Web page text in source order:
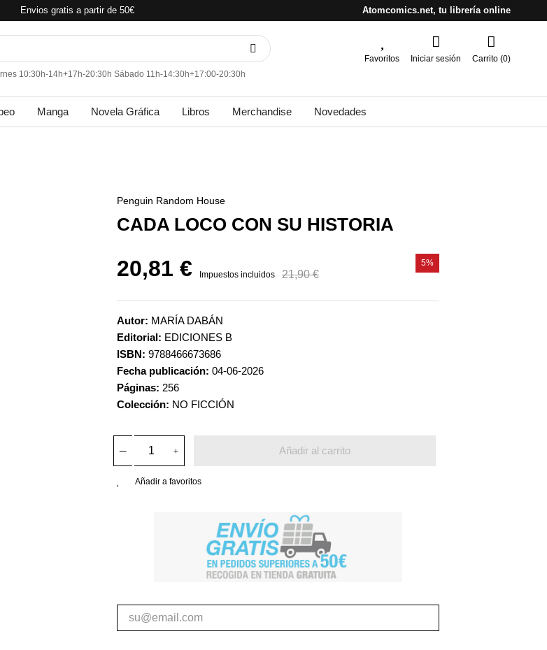
Envios gratis a partir de 50€ Atomcomics.net, tu librería online
10:30h-14h+17h-20:30h Sábado 11h-14:30h+17:00-20:30h
Favoritos Iniciar sesión Carrito (0)
Manga Novela Gráfica Libros Merchandise Novedades
Penguin Random House
CADA LOCO CON SU HISTORIA
20,81 € Impuestos incluidos 21,90 €
5%
Autor: MARÍA DABÁN
Editorial: EDICIONES B
ISBN: 9788466673686
Fecha publicación: 04-06-2026
Páginas: 256
Colección: NO FICCIÓN
Añadir al carrito
Añadir a favoritos